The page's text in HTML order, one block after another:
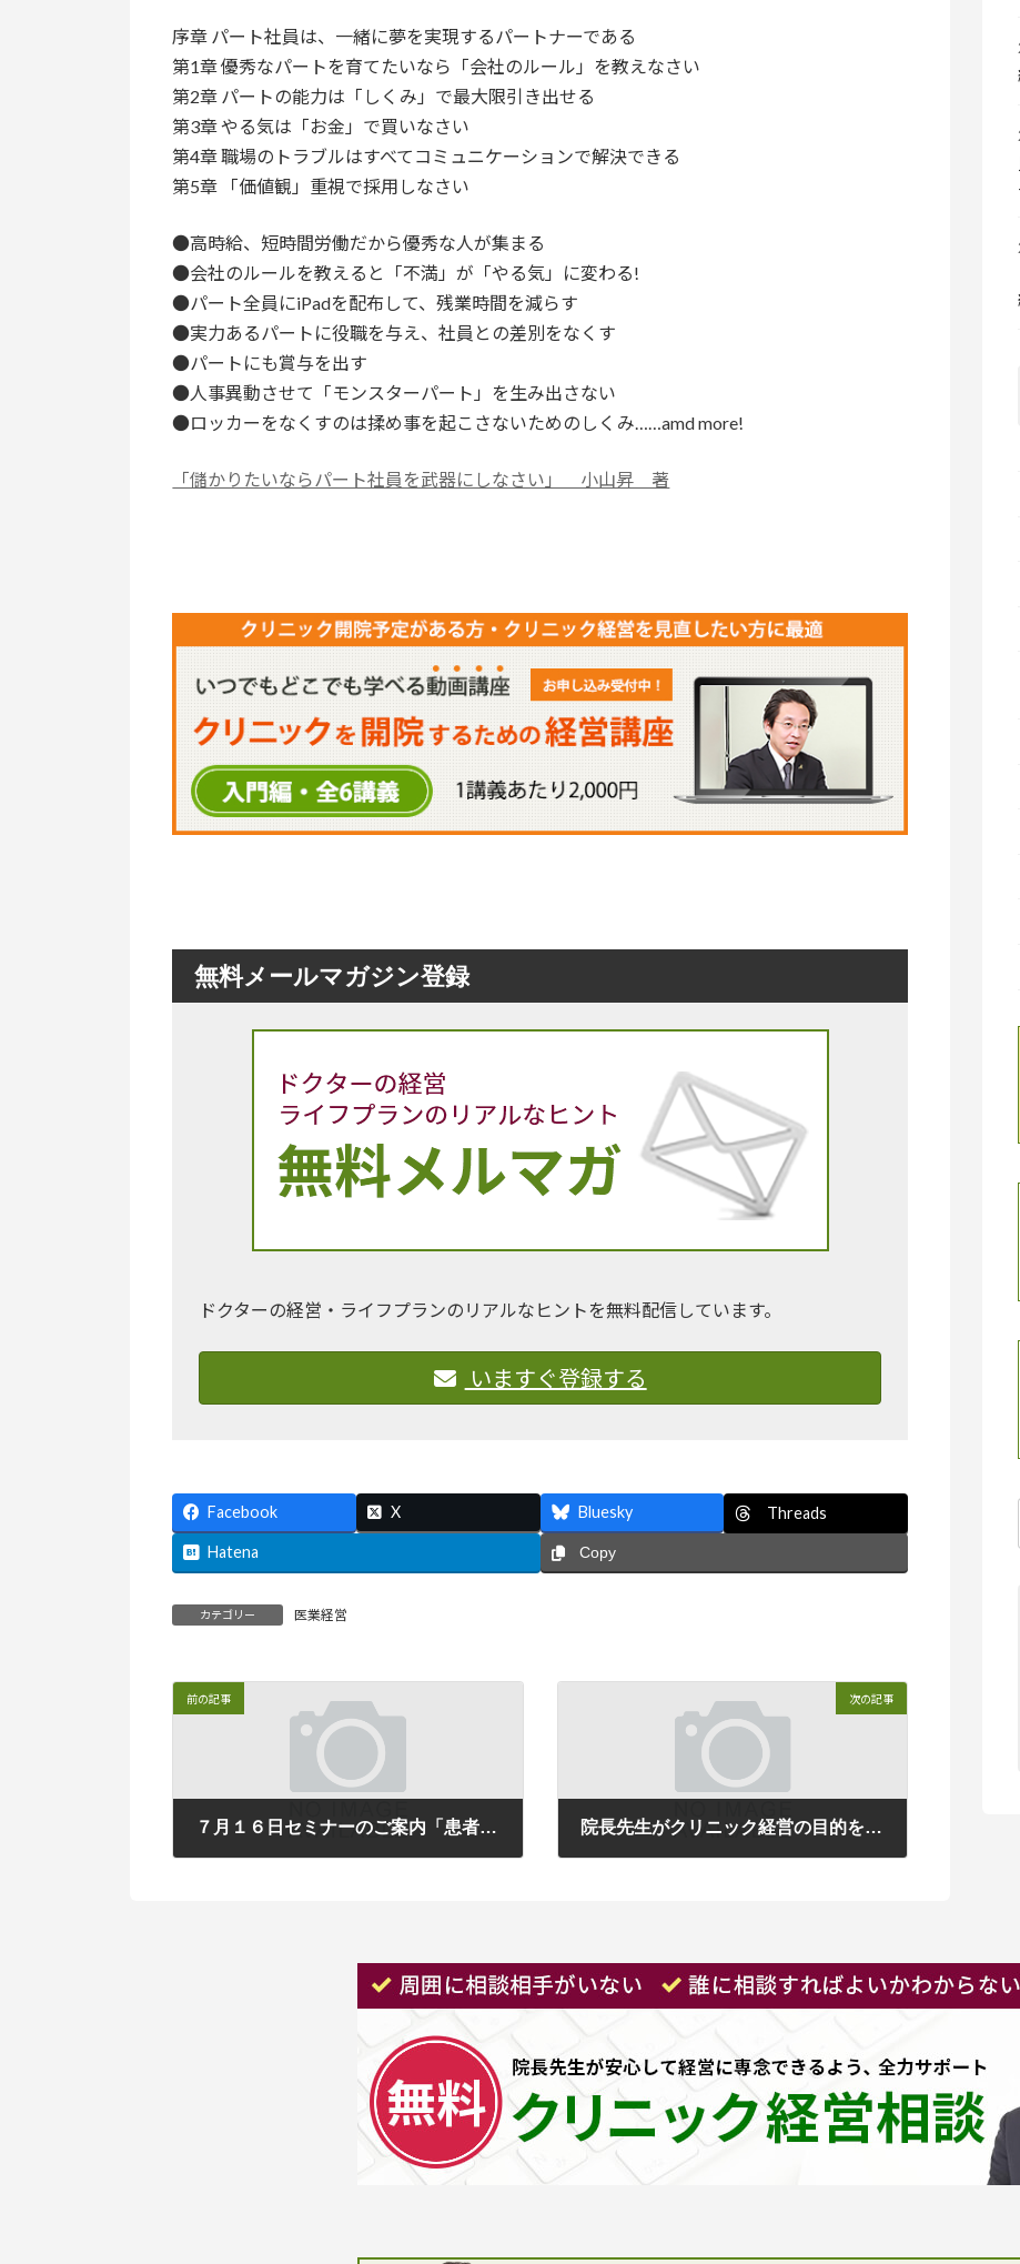
序章 パート社員は、一緒に夢を実現するパートナーである
第1章 優秀なパートを育てたいなら「会社のルール」を教えなさい
第2章 パートの能力は「しくみ」で最大限引き出せる
第3章 やる気は「お金」で買いなさい
第4章 職場のトラブルはすべてコミュニケーションで解決できる
第5章 「価値観」重視で採用しなさい
●高時給、短時間労働だから優秀な人が集まる
●会社のルールを教えると「不満」が「やる気」に変わる!
●パート全員にiPadを配布して、残業時間を減らす
●実力あるパートに役職を与え、社員との差別をなくす
●パートにも賞与を出す
●人事異動させて「モンスターパート」を生み出さない
●ロッカーをなくすのは揉め事を起こさないためのしくみ……amd more!
「儲かりたいならパート社員を武器にしなさい」 小山昇 著
無料メールマガジン登録
ドクターの経営・ライフプランのリアルなヒントを無料配信しています。
いますぐ登録する
Facebook X Bluesky Threads
Hatena Copy
カテゴリー 医業経営
前の記事
７月１６日セミナーのご案内「患者さんに選ばれ続けるクリニックになる」
次の記事
院長先生がクリニック経営の目的を変えると良い雰囲気になる